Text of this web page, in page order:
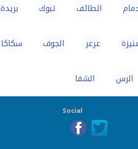
الطائف تبوك بريدة
عرعر الجوف سكاكا
الرس الشفا
Social